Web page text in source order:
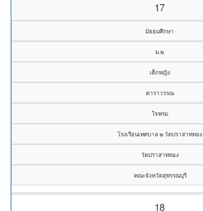
17
มัธยมศึกษา
ม.๒
เด็กหญิง
ดาราวรรณ
ใจพรม
โรงเรียนเทศบาล ๒ วัดปราสาททอง
วัดปราสาททอง
คณะจังหวัดสุพรรณบุรี
18